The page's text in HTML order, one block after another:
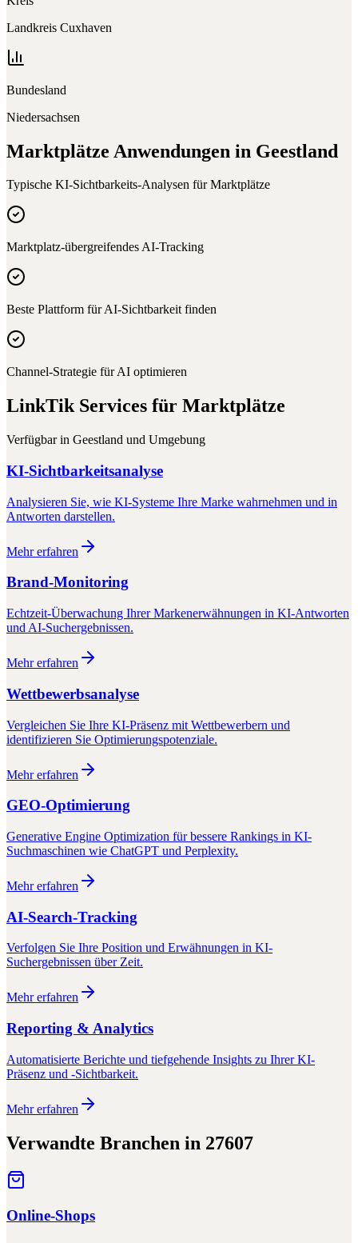
Landkreis Cuxhaven
Bundesland
Niedersachsen
Marktplätze Anwendungen in Geestland
Typische KI-Sichtbarkeits-Analysen fürMarktplätze
Marktplatz-übergreifendes AI-Tracking
Beste Plattform für AI-Sichtbarkeit finden
Channel-Strategie für AI optimieren
LinkTik Services für Marktplätze
Verfügbar in Geestland und Umgebung
KI-Sichtbarkeitsanalyse
Analysieren Sie, wie KI-Systeme Ihre Marke wahrnehmen und in
Antworten darstellen.
Mehr erfahren
Brand-Monitoring
Echtzeit-Überwachung Ihrer Markenerwähnungen in KI-Antworten
und AI-Suchergebnissen.
Mehr erfahren
Wettbewerbsanalyse
Vergleichen Sie Ihre KI-Präsenz mit Wettbewerbern und
identifizieren Sie Optimierungspotenziale.
Mehr erfahren
GEO-Optimierung
Generative Engine Optimization für bessere Rankings in KI-
Suchmaschinen wie ChatGPT und Perplexity.
Mehr erfahren
AI-Search-Tracking
Verfolgen Sie Ihre Position und Erwähnungen in KI-
Suchergebnissen über Zeit.
Mehr erfahren
Reporting & Analytics
Automatisierte Berichte und tiefgehende Insights zu Ihrer KI-
Präsenz und -Sichtbarkeit.
Mehr erfahren
Verwandte Branchen in 27607
Online-Shops